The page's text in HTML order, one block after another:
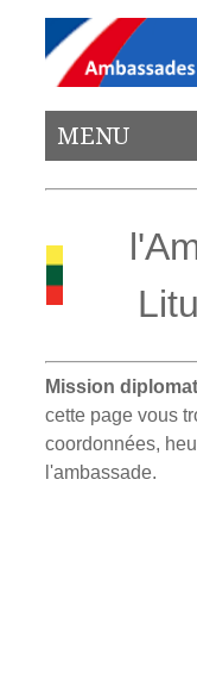
MENU
Mission
cette page vous
coordonnées,
l'ambassade.